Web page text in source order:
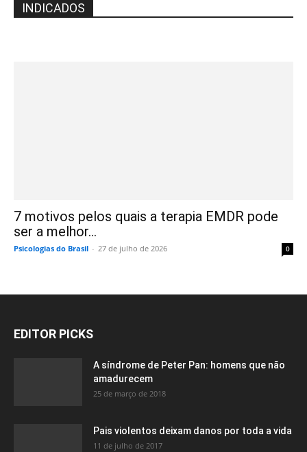
INDICADOS
7 motivos pelos quais a terapia EMDR pode
ser a melhor...
Psicologias do Brasil - 27 de julho de 2026 0
EDITOR PICKS
A síndrome de Peter Pan: homens que não
amadurecem
25 de março de 2018
Pais violentos deixam danos por toda a vida
11 de julho de 2017